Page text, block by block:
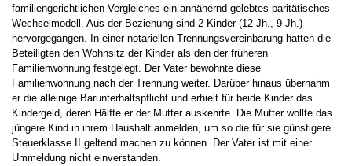
familiengerichtlichen Vergleiches ein annähernd gelebtes paritätisches
Wechselmodell. Aus der Beziehung sind 2 Kinder (12 Jh., 9 Jh.)
hervorgegangen. In einer notariellen Trennungsvereinbarung hatten die
Beteiligten den Wohnsitz der Kinder als den der früheren
Familienwohnung festgelegt. Der Vater bewohnte diese
Familienwohnung nach der Trennung weiter. Darüber hinaus übernahm
er die alleinige Barunterhaltspflicht und erhielt für beide Kinder das
Kindergeld, deren Hälfte er der Mutter auskehrte. Die Mutter wollte das
jüngere Kind in ihrem Haushalt anmelden, um so die für sie günstigere
Steuerklasse II geltend machen zu können. Der Vater ist mit einer
Ummeldung nicht einverstanden.